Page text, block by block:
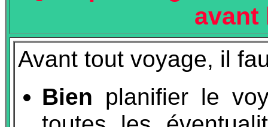
Avant tout voyage, il
Bien planifier le